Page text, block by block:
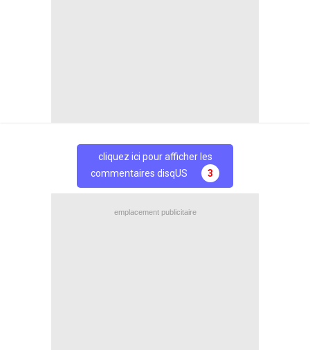
cliquez ici pour afficher les
commentaires disqUS
3
emplacement publicitaire